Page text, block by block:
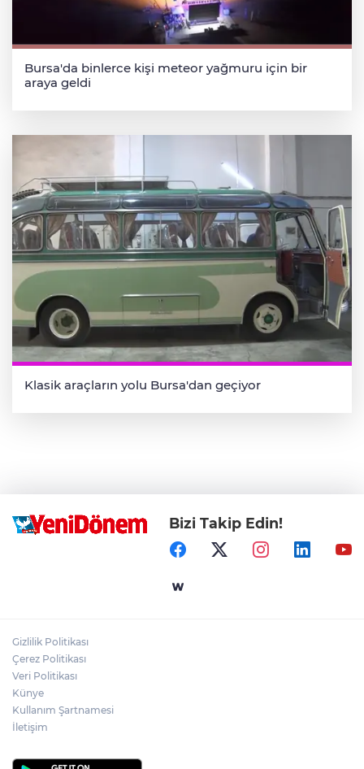
Bursa'da binlerce kişi meteor yağmuru için bir
araya geldi
Klasik araçların yolu Bursa'dan geçiyor
Bizi Takip Edin!
Gizlilik Politikası
Çerez Politikası
Veri Politikası
Künye
Kullanım Şartnamesi
İletişim